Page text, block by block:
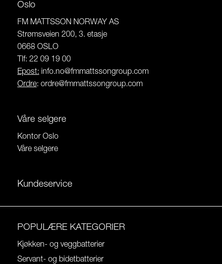
Oslo
FM MATTSSON NORWAY AS
Strømsveien 200, 3. etasje
0668 OSLO
Tlf: 22 09 19 00
Epost: info.no@fmmattssongroup.com
Ordre: ordre@fmmattssongroup.com
Våre selgere
Kontor Oslo
Våre selgere
Kundeservice
POPULÆRE KATEGORIER
Kjøkken- og veggbatterier
Servant- og bidetbatterier